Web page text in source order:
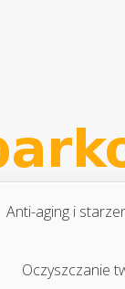
Anti-aging i
Oczyszczanie